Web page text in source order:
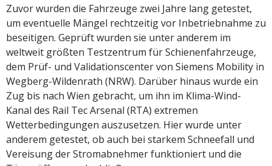
Zuvor wurden die Fahrzeuge zwei Jahre lang getestet,
um eventuelle Mängel rechtzeitig vor Inbetriebnahme zu
beseitigen. Geprüft wurden sie unter anderem im
weltweit größten Testzentrum für Schienenfahrzeuge,
dem Prüf- und Validationscenter von Siemens Mobility in
Wegberg-Wildenrath (NRW). Darüber hinaus wurde ein
Zug bis nach Wien gebracht, um ihn im Klima-Wind-
Kanal des Rail Tec Arsenal (RTA) extremen
Wetterbedingungen auszusetzen. Hier wurde unter
anderem getestet, ob auch bei starkem Schneefall und
Vereisung der Stromabnehmer funktioniert und die